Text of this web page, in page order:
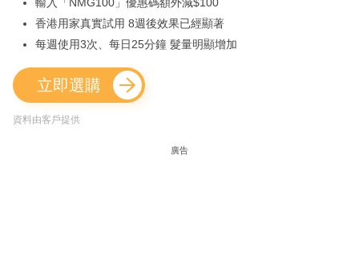
香港用家真實試用 8週後效果已經顯著
每週使用3次、每日25分鐘 髮量明顯增加
立即選購
資料由客戶提供
廣告